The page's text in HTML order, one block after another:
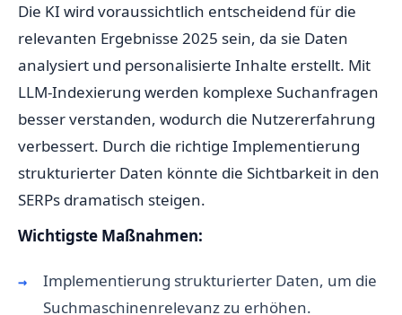
Die KI wird voraussichtlich entscheidend für die
relevanten Ergebnisse 2025 sein, da sie Daten
analysiert und personalisierte Inhalte erstellt. Mit
LLM-Indexierung werden komplexe Suchanfragen
besser verstanden, wodurch die Nutzererfahrung
verbessert. Durch die richtige Implementierung
strukturierter Daten könnte die Sichtbarkeit in den
SERPs dramatisch steigen.
Wichtigste Maßnahmen:
Implementierung strukturierter Daten, um die
Suchmaschinenrelevanz zu erhöhen.